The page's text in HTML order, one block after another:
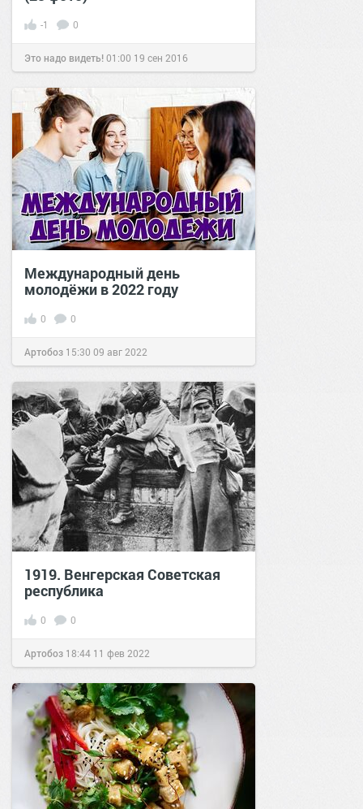
-1 0
Это надо видеть!01:00 19 сен 2016
Международный день
молодёжи в 2022 году
0 0
Артобоз 15:30 09 авг 2022
1919. Венгерская Советская
республика
0 0
Артобоз 18:44 11 фев 2022